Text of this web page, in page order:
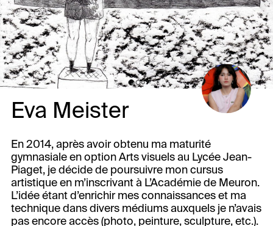
Eva Meister
En 2014, après avoir obtenu ma maturité
gymnasiale en option Arts visuels au Lycée Jean-
Piaget, je décide de poursuivre mon cursus
artistique en m’inscrivant à L’Académie de Meuron.
L’idée étant d’enrichir mes connaissances et ma
technique dans divers médiums auxquels je n’avais
pas encore accès (photo, peinture, sculpture, etc.).